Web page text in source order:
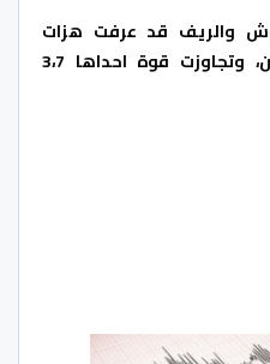
والريف قد عرفت هزات
أرضية متزامنة قبل أسبوعين، وتجاوزت قوة احداها 3،7